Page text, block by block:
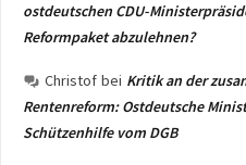
ostdeutschen CDU-
Reformpaket abzulehnen?
Christof bei Kritik an der
Rentenreform: Ostdeutsche
Schützenhilfe vom DGB